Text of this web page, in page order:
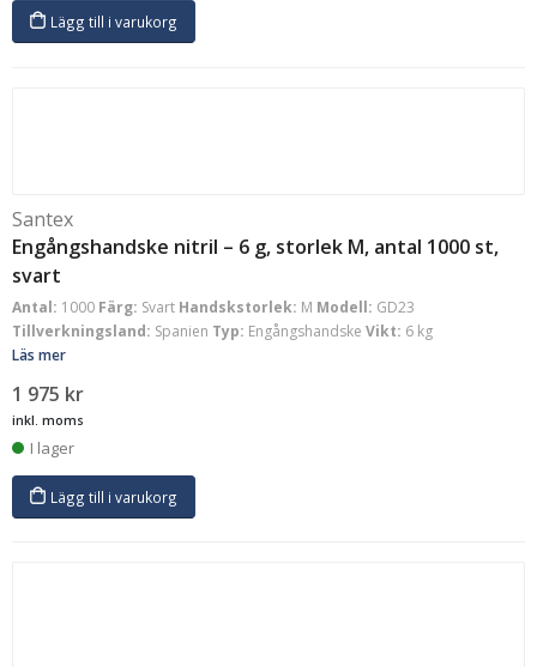
Lägg till i varukorg
Santex
Engångshandske nitril – 6 g, storlek M, antal 1000 st,
svart
Antal: 1000 Färg: Svart Handskstorlek: M Modell: GD23
Tillverkningsland: Spanien Typ: Engångshandske Vikt: 6 kg
Läs mer
1 975 kr
inkl. moms
I lager
Lägg till i varukorg